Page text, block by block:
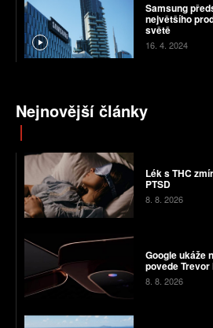
Samsung
největšího
světě
16. 4. 2024
Nejnovější články
Lék s THC
PTSD
8. 8. 2026
Google ukáže
povede Trevor
8. 8. 2026